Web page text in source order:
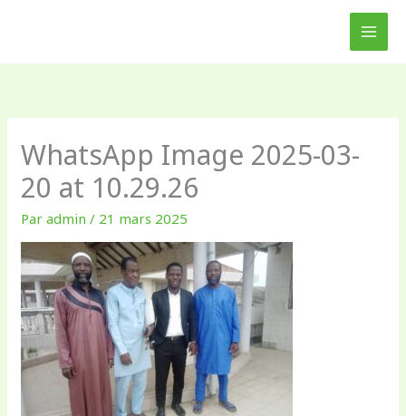
WhatsApp Image 2025-03-
20 at 10.29.26
Paradmin/ 21 mars 2025